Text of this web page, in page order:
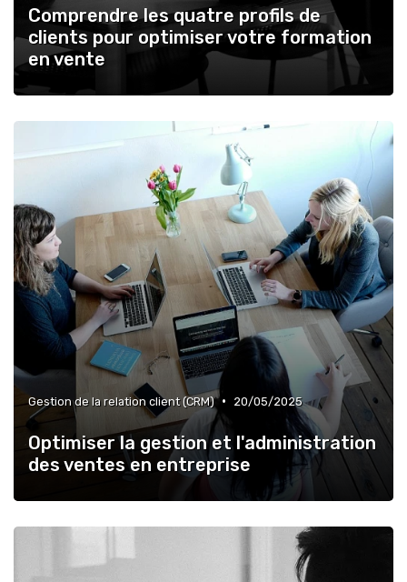
Comprendre les quatre profils de
clients pour optimiser votre formation
en vente
Gestion de la relation client (CRM) • 20/05/2025
Optimiser la gestion et l'administration
des ventes en entreprise